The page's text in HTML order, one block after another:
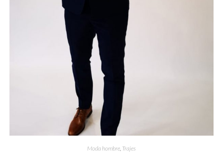
Moda hombre, Trajes